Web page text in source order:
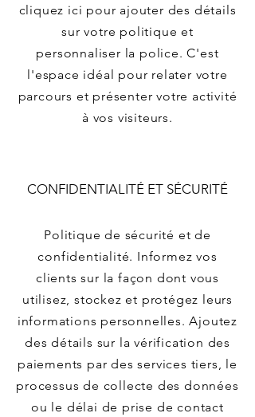
cliquez ici pour ajouter des détails
sur votre politique et
personnaliser la police. C'est
l'espace idéal pour relater votre
parcours et présenter votre activité
à vos visiteurs.
CONFIDENTIALITÉ ET SÉCURITÉ
Politique de sécurité et de
confidentialité. Informez vos
clients sur la façon dont vous
utilisez, stockez et protégez leurs
informations personnelles. Ajoutez
des détails sur la vérification des
paiements par des services tiers, le
processus de collecte des données
ou le délai de prise de contact